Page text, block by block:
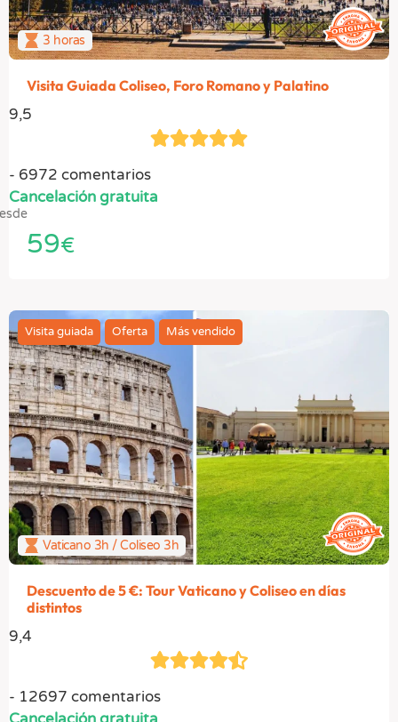
3 horas
Visita Guiada Coliseo, Foro Romano y Palatino
9,5
6972 comentarios
59€
Cancelación gratuita
Visita guiada Oferta Más vendido
Vaticano 3h / Coliseo 3h
Descuento de 5 €: Tour Vaticano y Coliseo en días
distintos
9,4
12697 comentarios